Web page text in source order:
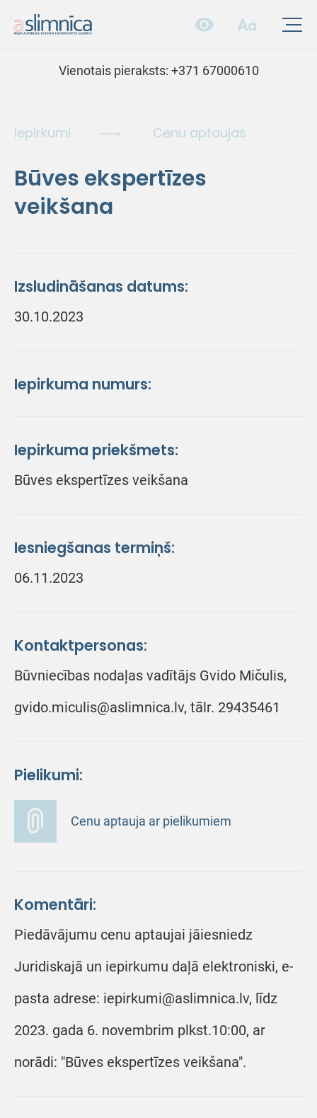
Vienotais pieraksts: +371 67000610
Iepirkumi Cenu aptaujas
Būves ekspertīzes
veikšana
Izsludināšanas datums:
30.10.2023
Iepirkuma numurs:
Iepirkuma priekšmets:
Būves ekspertīzes veikšana
Iesniegšanas termiņš:
06.11.2023
Kontaktpersonas:
Būvniecības nodaļas vadītājs Gvido Mičulis,
gvido.miculis@aslimnica.lv, tālr. 29435461
Pielikumi:
Cenu aptauja ar pielikumiem
Komentāri:
Piedāvājumu cenu aptaujai jāiesniedz
Juridiskajā un iepirkumu daļā elektroniski, e-
pasta adrese: iepirkumi@aslimnica.lv, līdz
2023. gada 6. novembrim plkst.10:00, ar
norādi: "Būves ekspertīzes veikšana".